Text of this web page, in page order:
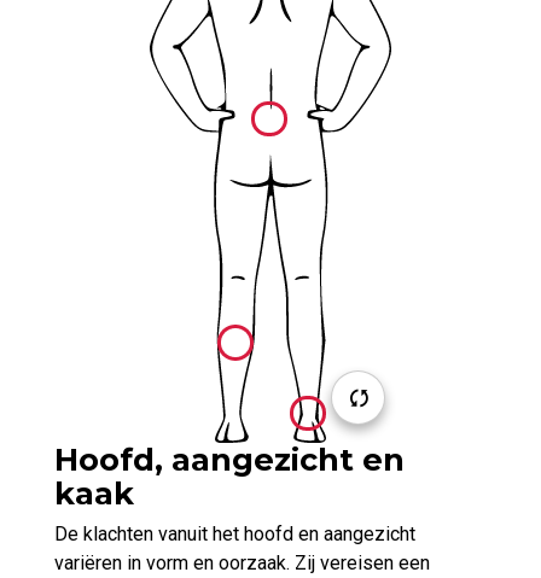
Hoofd, aangezicht en
kaak
De klachten vanuit het hoofd en aangezicht
variëren in vorm en oorzaak. Zij vereisen een